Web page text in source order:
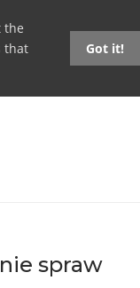
the
that
Got it!
spraw